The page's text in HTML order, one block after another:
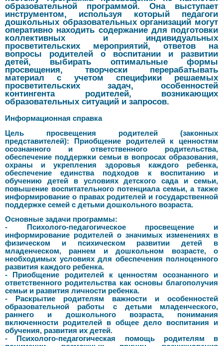
образовательной программой. Она выступает
инструментом, используя который педагоги
дошкольных образовательных организаций могут
оперативно находить содержание для подготовки
коллективных и индивидуальных
просветительских мероприятий, ответов на
вопросы родителей о воспитании и развитии
детей, выбирать оптимальные формы
просвещения, творчески перерабатывать
материал с учетом специфики решаемых
просветительских задач, особенностей
контингента родителей, возникающих
образовательных ситуаций и запросов.
Информационная справка
Цель просвещения родителей (законных
представителей): Приобщение родителей к ценностям
осознанного и ответственного родительства,
обеспечение поддержки семьи в вопросах образования,
охраны и укрепления здоровья каждого ребенка,
обеспечение единства подходов к воспитанию и
обучению детей в условиях детского сада и семьи,
повышение воспитательного потенциала семьи, а также
информирование о правах родителей и государственной
поддержке семей с детьми дошкольного возраста.
Основные задачи программы:
- Психолого-педагогическое просвещение и
информирование родителей о значимых изменениях в
физическом и психическом развитии детей в
младенческом, раннем и дошкольном возрасте, о
необходимых условиях для обеспечения полноценного
развития каждого ребенка.
- Приобщение родителей к ценностям осознанного и
ответственного родительства как основы благополучия
семьи и развития личности ребенка.
- Раскрытие родителям важности и особенностей
образовательной работы с детьми младенческого,
раннего и дошкольного возраста, понимания
включенности родителей в общее дело воспитания и
обучения, развития их детей.
- Психолого-педагогическая помощь родителям в